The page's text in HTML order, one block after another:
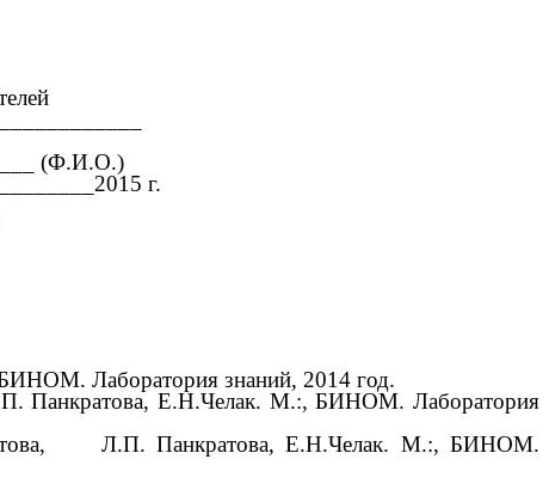
(Ф.И.О.)
г.
Лаборатория знаний, 2014 год.
Панкратова, Е.Н.Челак. М.:, БИНОМ. Лаборатория
Л.П. Панкратова, Е.Н.Челак. М.:, БИНОМ.